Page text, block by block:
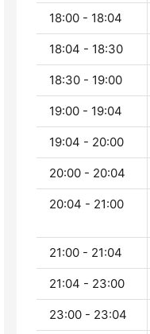
18:00 - 18:04
18:04 - 18:30
18:30 - 19:00
19:00 - 19:04
19:04 - 20:00
20:00 - 20:04
20:04 - 21:00
21:00 - 21:04
21:04 - 23:00
23:00 - 23:04